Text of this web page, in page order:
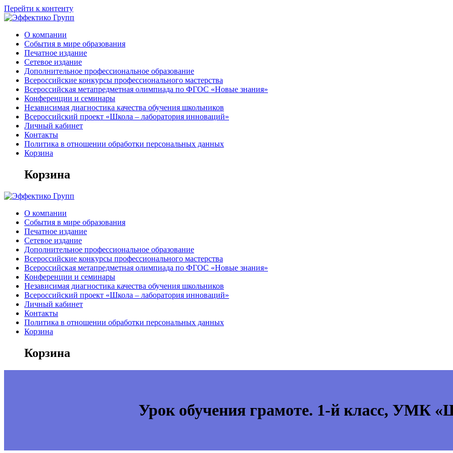
Перейти к контенту
О компании
События в мире образования
Печатное издание
Сетевое издание
Дополнительное профессиональное образование
Всероссийские конкурсы профессионального мастерства
Всероссийская метапредметная олимпиада по ФГОС «Новые знания»
Конференции и семинары
Независимая диагностика качества обучения школьников
Всероссийский проект «Школа – лаборатория инноваций»
Личный кабинет
Контакты
Политика в отношении обработки персональных данных
Корзина
Корзина
О компании
События в мире образования
Печатное издание
Сетевое издание
Дополнительное профессиональное образование
Всероссийские конкурсы профессионального мастерства
Всероссийская метапредметная олимпиада по ФГОС «Новые знания»
Конференции и семинары
Независимая диагностика качества обучения школьников
Всероссийский проект «Школа – лаборатория инноваций»
Личный кабинет
Контакты
Политика в отношении обработки персональных данных
Корзина
Корзина
Урок обучения грамоте. 1-й класс, УМК